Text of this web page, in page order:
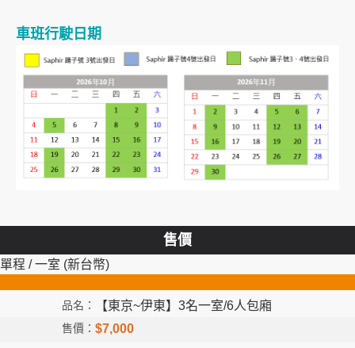
車班行駛日期
售價
單程 / 一室 (新台幣)
【東京~伊東】3名一室/6人包廂
$7,000